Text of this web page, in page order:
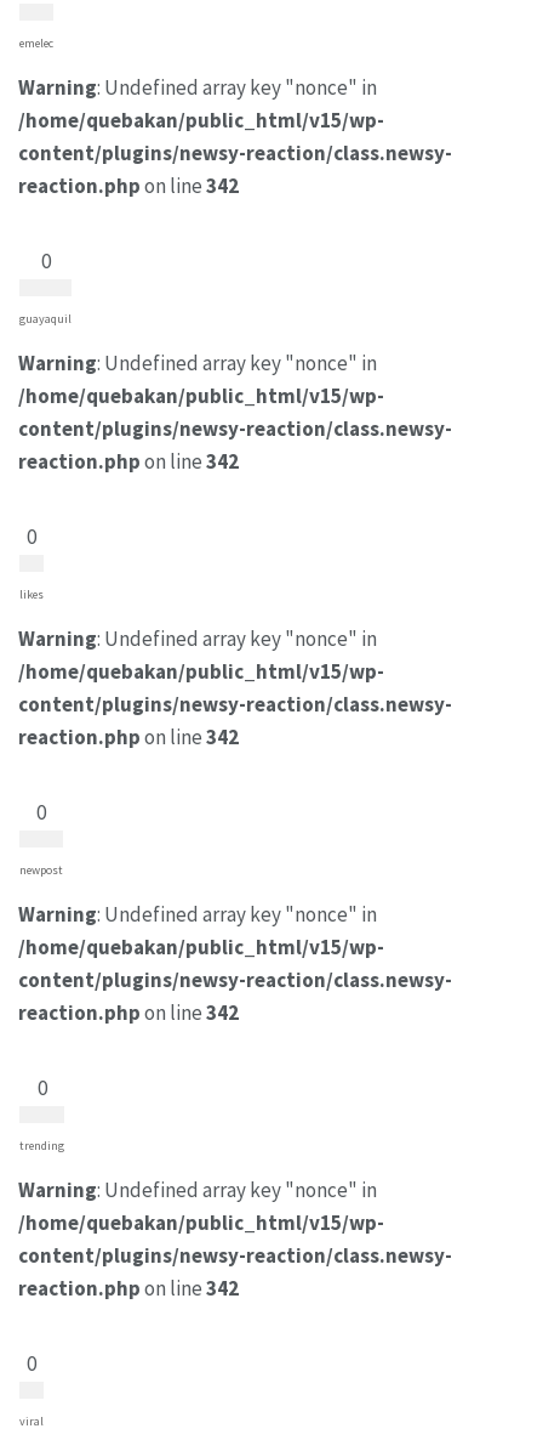
emelec
Warning: Undefined array key "nonce" in
/home/quebakan/public_html/v15/wp-
content/plugins/newsy-reaction/class.newsy-
reaction.phpon line342
0
guayaquil
Warning: Undefined array key "nonce" in
/home/quebakan/public_html/v15/wp-
content/plugins/newsy-reaction/class.newsy-
reaction.phpon line342
0
likes
Warning: Undefined array key "nonce" in
/home/quebakan/public_html/v15/wp-
content/plugins/newsy-reaction/class.newsy-
reaction.phpon line342
0
newpost
Warning: Undefined array key "nonce" in
/home/quebakan/public_html/v15/wp-
content/plugins/newsy-reaction/class.newsy-
reaction.phpon line342
0
trending
Warning: Undefined array key "nonce" in
/home/quebakan/public_html/v15/wp-
content/plugins/newsy-reaction/class.newsy-
reaction.phpon line342
0
viral